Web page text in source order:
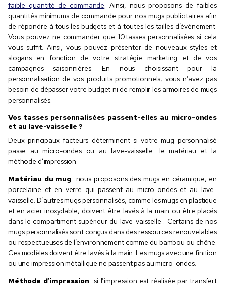
faible quantité de commande. Ainsi, nous proposons de faibles
quantités minimums de commande pour nos mugs publicitaires afin
de répondre à tous les budgets et à toutes les tailles d’évènement.
Vous pouvez ne commander que 10 tasses personnalisées si cela
vous suffit. Ainsi, vous pouvez présenter de nouveaux styles et
slogans en fonction de votre stratégie marketing et de vos
campagnes saisonnières. En nous choisissant pour la
personnalisation de vos produits promotionnels, vous n’avez pas
besoin de dépasser votre budget ni de remplir les armoires de mugs
personnalisés.
Vos tasses personnalisées passent-elles au micro-ondes
et au lave-vaisselle ?
Deux principaux facteurs déterminent si votre mug personnalisé
passe au micro-ondes ou au lave-vaisselle : le matériau et la
méthode d’impression.
Matériau du mug: nous proposons des mugs en céramique, en
porcelaine et en verre qui passent au micro-ondes et au lave-
vaisselle. D’autres mugs personnalisés, comme les mugs en plastique
et en acier inoxydable, doivent être lavés à la main ou être placés
dans le compartiment supérieur du lave-vaisselle . Certains de nos
mugs personnalisés sont conçus dans des ressources renouvelables
ou respectueuses de l’environnement comme du bambou ou chêne.
Ces modèles doivent être lavés à la main. Les mugs avec une finition
ou une impression métallique ne passent pas au micro-ondes.
Méthode d’impression : si l’impression est réalisée par transfert